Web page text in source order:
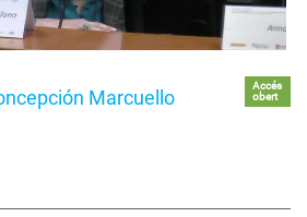
Marcuello
Accés
obert